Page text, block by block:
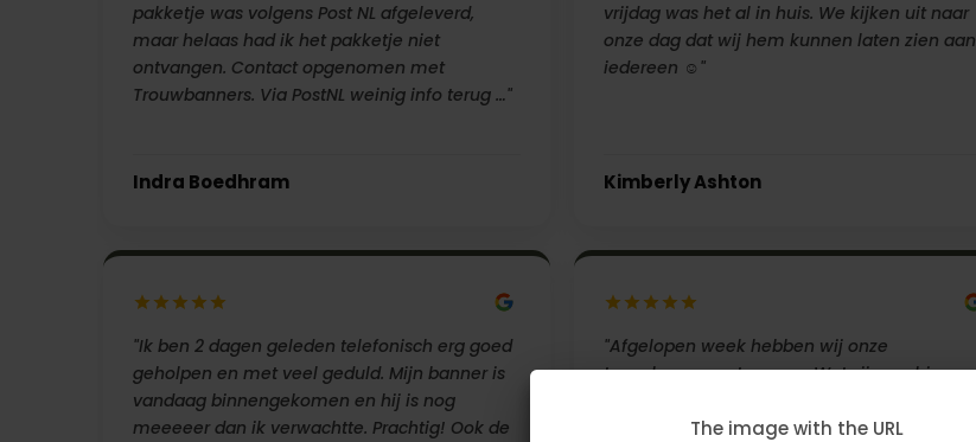
pakketje was volgens Post NL afgeleverd,
maar helaas had ik het pakketje niet
ontvangen. Contact opgenomen met
Trouwbanners. Via PostNL weinig info terug …"
Indra Boedhram
vrijdag was het al in huis. We kijken uit naar
onze dag dat wij hem kunnen laten zien aan
iedereen ☺️"
Kimberly Ashton
"Ik ben 2 dagen geleden telefonisch erg goed
geholpen en met veel geduld. Mijn banner is
vandaag binnengekomen en hij is nog
meeeeer dan ik verwachtte. Prachtig! Ook de
"Afgelopen week hebben wij onze
trouwbanner ontvangen. Wat zijn we hier
per mail contact omdat we de banner wilde
The image with the URL
The image with the URL